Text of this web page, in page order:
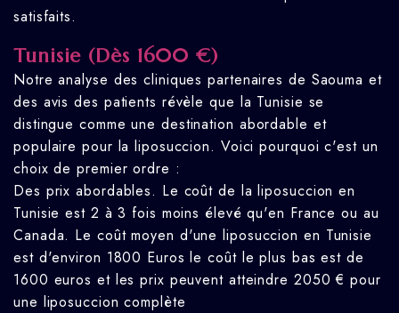
satisfaits.
Tunisie (Dès 1600 €)
Notre analyse des cliniques partenaires de Saouma et
des avis des patients révèle que la Tunisie se
distingue comme une destination abordable et
populaire pour la liposuccion. Voici pourquoi c'est un
choix de premier ordre :
Des prix abordables. Le coût de la liposuccion en
Tunisie est 2 à 3 fois moins élevé qu'en France ou au
Canada. Le coût moyen d'une liposuccion en Tunisie
est d'environ 1800 Euros le coût le plus bas est de
1600 euros et les prix peuvent atteindre 2050 € pour
une liposuccion complète